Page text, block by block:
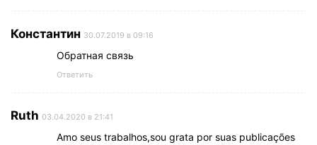
Константин 30.07.2019 в 09:16
Обратная связь
Ответить
Ruth 03.04.2020 в 21:41
Amo seus trabalhos,sou grata por suas publicações